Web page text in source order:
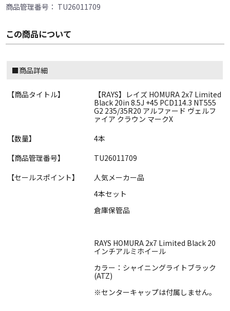
商品管理番号： TU26011709
この商品について
■商品詳細
【商品タイトル】
【RAYS】レイズ HOMURA 2x7 Limited
Black 20in 8.5J +45 PCD114.3 NT555
G2 235/35R20 アルファード ヴェルフ
ァイア クラウン マークX
【数量】
4本
【商品管理番号】
TU26011709
【セールスポイント】
人気メーカー品
4本セット
倉庫保管品
RAYS HOMURA 2x7 Limited Black 20
インチアルミホイール
カラー：シャイニングライトブラック
(ATZ)
※センターキャップは付属しません。